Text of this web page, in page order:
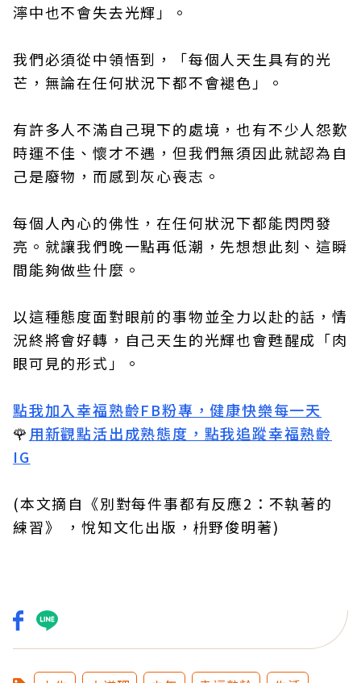
濘中也不會失去光輝」。
我們必須從中領悟到，「每個人天生具有的光
芒，無論在任何狀況下都不會褪色」。
有許多人不滿自己現下的處境，也有不少人怨歎
時運不佳、懷才不遇，但我們無須因此就認為自
己是廢物，而感到灰心喪志。
每個人內心的佛性，在任何狀況下都能閃閃發
亮。就讓我們晚一點再低潮，先想想此刻、這瞬
間能夠做些什麼。
以這種態度面對眼前的事物並全力以赴的話，情
況終將會好轉，自己天生的光輝也會甦醒成「肉
眼可見的形式」。
點我加入幸福熟齡FB粉專，健康快樂每一天
🌹 用新觀點活出成熟態度，點我追蹤幸福熟齡
IG
(本文摘自《別對每件事都有反應2：不執著的
練習》 ，悅知文化出版，枡野俊明著)